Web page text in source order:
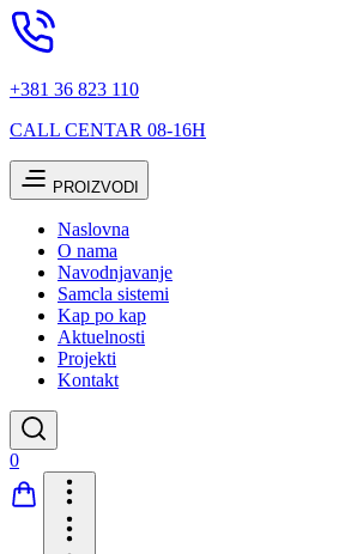
+381 36 823 110
CALL CENTAR 08-16H
PROIZVODI
Naslovna
O nama
Navodnjavanje
Samcla sistemi
Kap po kap
Aktuelnosti
Projekti
Kontakt
0